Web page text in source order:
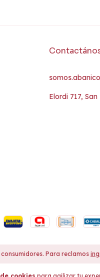
cookies para agilizar tu
Elordi 717,
Para reclamos